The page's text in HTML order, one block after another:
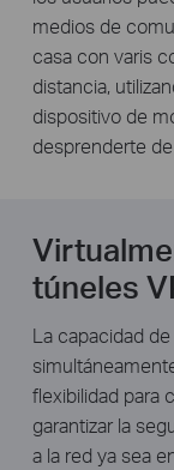
medios de
casa con varis
distancia,
dispositivo de
desprenderte de
túneles
La capacidad
flexibilidad para
garantizar la
a la red ya sea